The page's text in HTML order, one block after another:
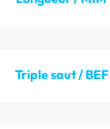
Triple saut / BEF